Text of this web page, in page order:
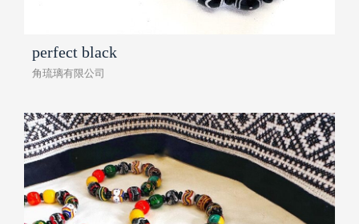
perfect black
角琉璃有限公司